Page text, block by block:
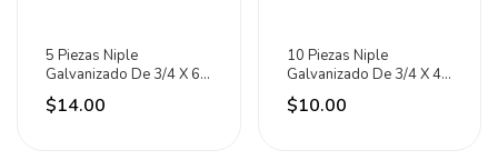
5 Piezas Niple
Galvanizado De 3/4 X 6
C150 Meer
$14.00
10 Piezas Niple
Galvanizado De 3/4 X 4
C150 Meer
$10.00